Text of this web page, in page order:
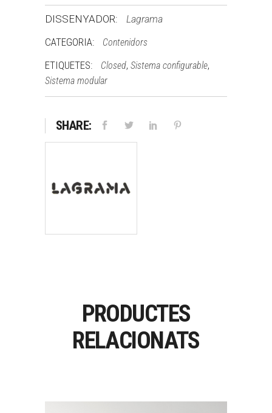
DISSENYADOR: Lagrama
CATEGORIA: Contenidors
ETIQUETES: Closed, Sistema configurable,
Sistema modular
SHARE:
PRODUCTES
RELACIONATS